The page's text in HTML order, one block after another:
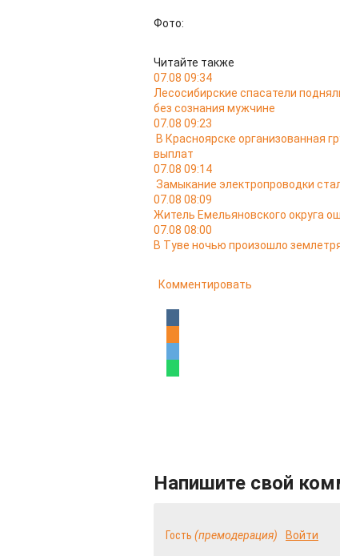
Фото:
Читайте также
07.08 09:34
Лесосибирские спасатели
без сознания мужчине
07.08 09:23
В Красноярске организованная
выплат
07.08 09:14
Замыкание электропроводки
07.08 08:09
Житель Емельяновского округа
07.08 08:00
В Туве ночью произошло
Комментировать
Напишите свой
Гость (премодерация) Войти